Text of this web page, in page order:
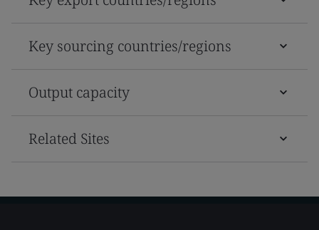
Key sourcing countries/regions
Output capacity
Related Sites